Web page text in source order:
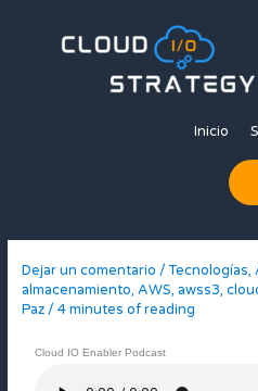
contenido
Inicio
Dejar un comentario /Tecnologías,
almacenamiento, AWS, awss3,
Paz/ 4 minutes of reading
Cloud IO Enabler Podcast